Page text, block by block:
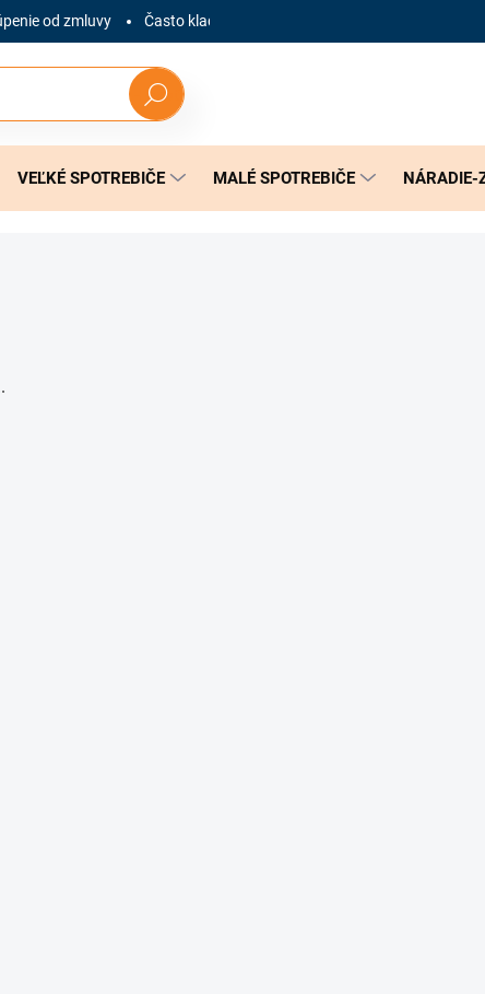
od zmluvy Často kladené otázky
Hľadať
VEĽKÉ SPOTREBIČE MALÉ SPOTREBIČE NÁRADIE-